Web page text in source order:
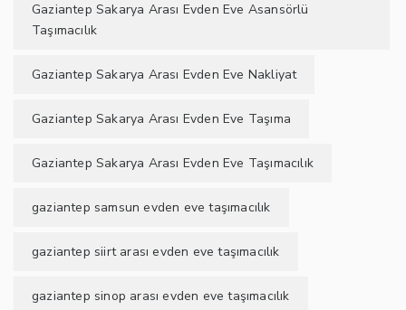
Gaziantep Sakarya Arası Evden Eve Asansörlü
Taşımacılık
Gaziantep Sakarya Arası Evden Eve Nakliyat
Gaziantep Sakarya Arası Evden Eve Taşıma
Gaziantep Sakarya Arası Evden Eve Taşımacılık
gaziantep samsun evden eve taşımacılık
gaziantep siirt arası evden eve taşımacılık
gaziantep sinop arası evden eve taşımacılık